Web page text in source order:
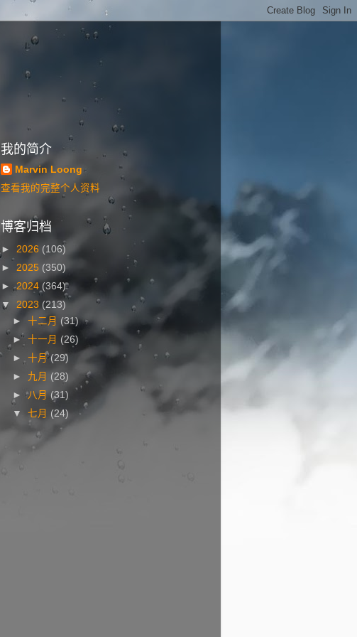
我的简介
Marvin Loong
查看我的完整个人资料
博客归档
► 2026 (106)
► 2025 (350)
►2024 (364)
▼ 2023 (213)
►十二月 (31)
►十一月 (26)
►十月(29)
► 九月 (28)
►八月(31)
▼七月 (24)